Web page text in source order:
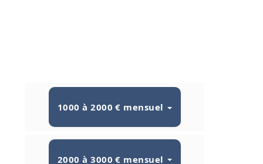
1000 à 2000 € mensuel
2000 à 3000 € mensuel